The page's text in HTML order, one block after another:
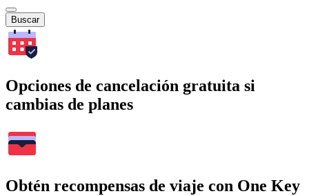
Buscar
Opciones de cancelación gratuita si
cambias de planes
Obtén recompensas de viaje con One Key